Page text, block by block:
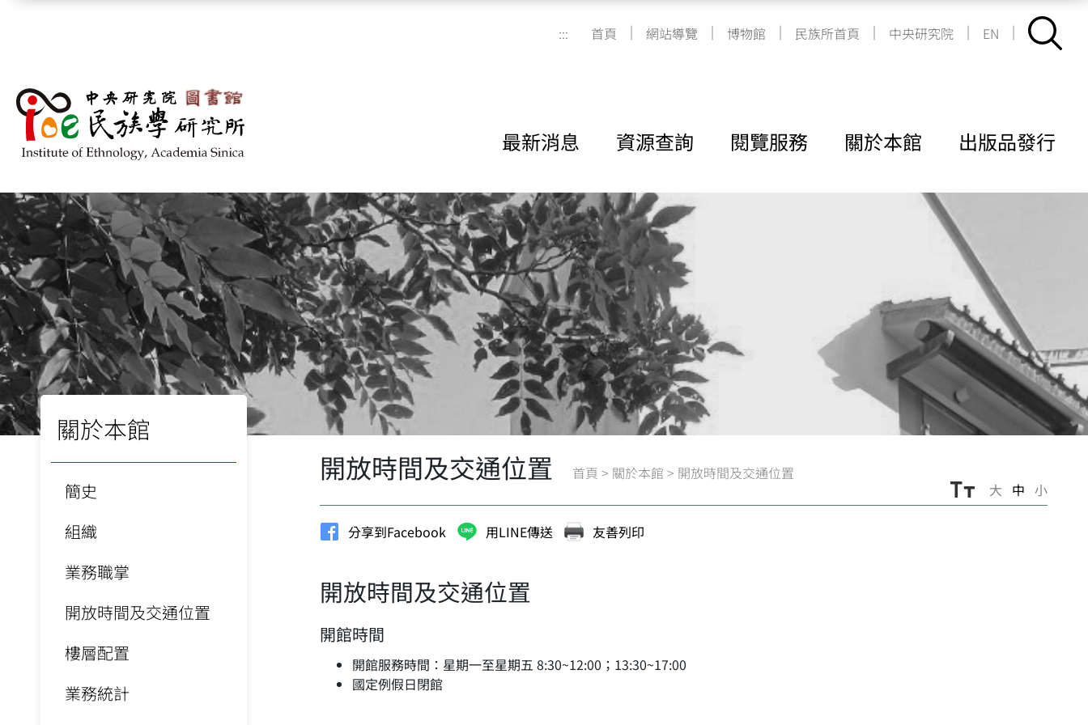
::: 首頁 | 網站導覽 | 博物館 | 民族所首頁 | 中央研究院 | EN |
最新消息 資源查詢 閱覽服務 關於本館 出版品發行
關於本館
簡史
組織
業務職掌
開放時間及交通位置
樓層配置
業務統計
開放時間及交通位置 首頁 > 關於本館 > 開放時間及交通位置
大 中 小
分享到Facebook 用LINE傳送 友善列印
開放時間及交通位置
開館時間
開館服務時間：星期一至星期五 8:30~12:00；13:30~17:00
國定例假日閉館